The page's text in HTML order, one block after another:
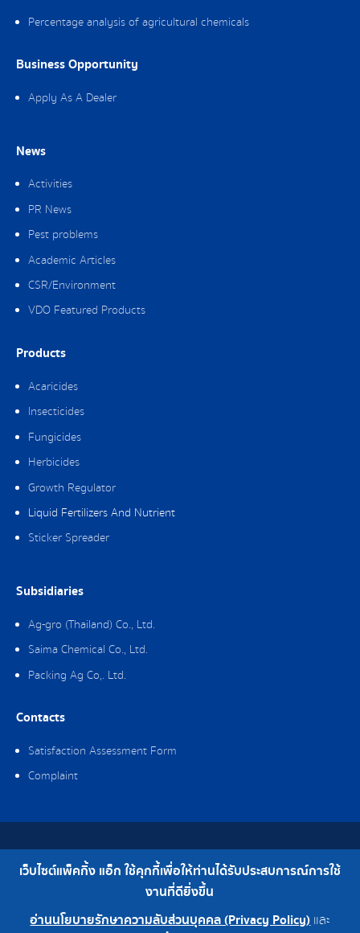
Percentage analysis of agricultural chemicals
Business Opportunity
Apply As A Dealer
News
Activities
PR News
Pest problems
Academic Articles
CSR/Environment
VDO Featured Products
Products
Acaricides
Insecticides
Fungicides
Herbicides
Growth Regulator
Liquid Fertilizers And Nutrient
Sticker Spreader
Subsidiaries
Ag-gro (Thailand) Co., Ltd.
Saima Chemical Co., Ltd.
Packing Ag Co,. Ltd.
Contacts
Satisfaction Assessment Form
Complaint
Copyright © 2019 Packing Ag Co,. Ltd. All Rights Reserved.
Telephone : 0-2308-2102 | Fax : 0-2308-2487
เว็บไซต์แพ็คกิ้ง แอ็ก ใช้คุกกี้เพื่อให้ท่านได้รับประสบการณ์การใช้
งานที่ดียิ่งขึ้น
อ่านนโยบายรักษาความลับส่วนบุคคล (Privacy Policy) และ
0-2308-2102